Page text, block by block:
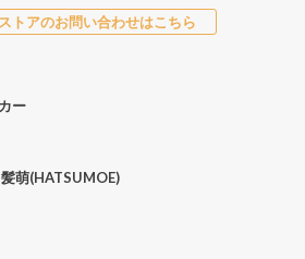
トアのお問い合わせはこちら
ー
萌(HATSUMOE)